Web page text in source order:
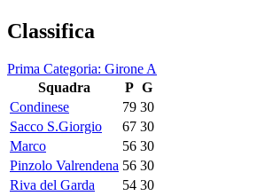
Classifica
Prima Categoria: Girone A
Squadra
P G
Condinese
79 30
Sacco S.Giorgio
67 30
Marco
56 30
Pinzolo Valrendena 56 30
Riva del Garda
54 30